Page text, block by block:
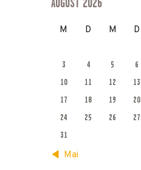
M D M D
3
4 5 6
10
11 12 13
17
18 19 20
24
25 26 27
31
« Mai